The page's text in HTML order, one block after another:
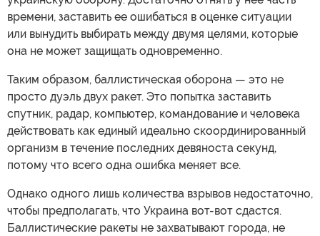
времени, заставить ее ошибаться в оценке ситуации
или вынудить выбирать между двумя целями, которые
она не может защищать одновременно.
Таким образом, баллистическая оборона — это не
просто дуэль двух ракет. Это попытка заставить
спутник, радар, компьютер, командование и человека
действовать как единый идеально скоординированный
организм в течение последних девяноста секунд,
потому что всего одна ошибка меняет все.
Однако одного лишь количества взрывов недостаточно,
чтобы предполагать, что Украина вот-вот сдастся.
Баллистические ракеты не захватывают города, не